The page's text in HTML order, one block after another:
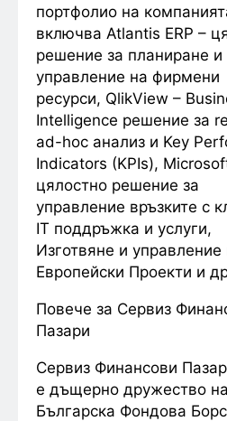
портфолио на
включва Atlantis ERP –
решение за планиране и
управление на фирмени
ресурси, QlikView –
Intelligence решение за
ad-hoc анализ и Key
Indicators (KPIs),
цялостно решение за
управление връзките с
IT поддръжка и услуги,
Изготвяне и управление
Европейски Проекти и
Повече за Сервиз
Пазари
Сервиз Финансови
е дъщерно дружество на
Българска Фондова